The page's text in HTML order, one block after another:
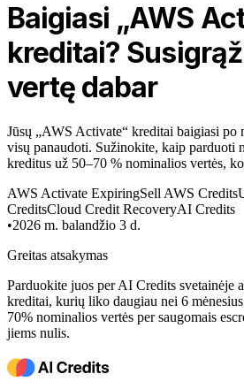
Baigiasi „AWS
kreditai?
vertę dabar
Jūsų „AWS Activate“ kreditai baigiasi po
visų panaudoti. Sužinokite, kaip parduoti
kreditus už 50–70 % nominalios vertės,
AWS Activate ExpiringSell AWS Credits
CreditsCloud Credit RecoveryAI Credits
•2026 m. balandžio 3 d.
Greitas atsakymas
Parduokite juos per AI Credits svetainėje
kreditai, kurių liko daugiau nei 6
70% nominalios vertės per saugomais
jiems nulis.